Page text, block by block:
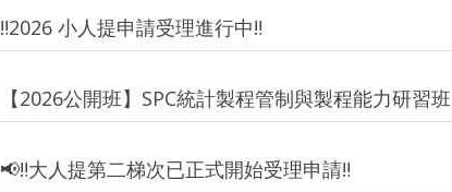
‼️2026 小人提申請受理進行中‼️
【2026公開班】SPC統計製程管制與製程能力研習班
📢‼️大人提第二梯次已正式開始受理申請‼️